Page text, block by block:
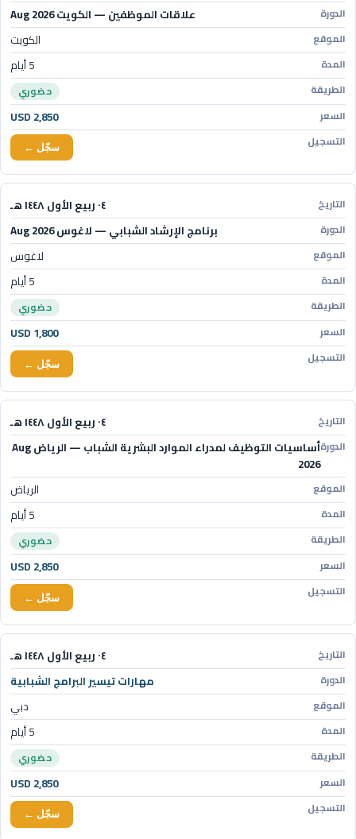
علاقات الموظفين — الكويت Aug 2026
الكويت
5 أيام
حضوري
USD 2,850
سجّل ←
٠٤ ربيع الأول ١٤٤٨ هـ
برنامج الإرشاد الشبابي — لاغوس Aug 2026
لاغوس
5 أيام
حضوري
USD 1,800
سجّل ←
٠٤ ربيع الأول ١٤٤٨ هـ
أساسيات التوظيف لمدراء الموارد البشرية الشباب — الرياض Aug
2026
الرياض
5 أيام
حضوري
USD 2,850
سجّل ←
٠٤ ربيع الأول ١٤٤٨ هـ
مهارات تيسير البرامج الشبابية
دبي
5 أيام
حضوري
USD 2,850
سجّل ←